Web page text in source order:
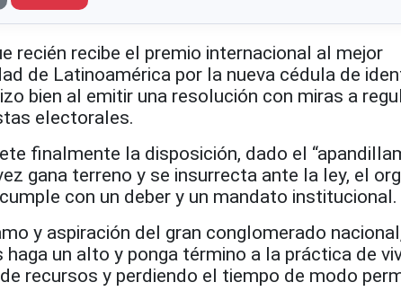
recién recibe el premio internacional al mejor
de Latinoamérica por la nueva cédula de
bien al emitir una resolución con miras a
electorales.
finalmente la disposición, dado el
gana terreno y se insurrecta ante la ley, el
con un deber y un mandato institucional.
y aspiración del gran conglomerado
un alto y ponga término a la práctica de
recursos y perdiendo el tiempo de modo